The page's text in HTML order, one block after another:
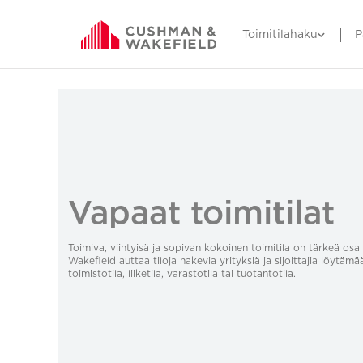
Toimitilahaku
Vapaat toimitilat
Toimiva, viihtyisä ja sopivan kokoinen toimitila on tärkeä osa
Wakefield auttaa tiloja hakevia yrityksiä ja sijoittajia
toimistotila, liiketila, varastotila tai tuotantotila.